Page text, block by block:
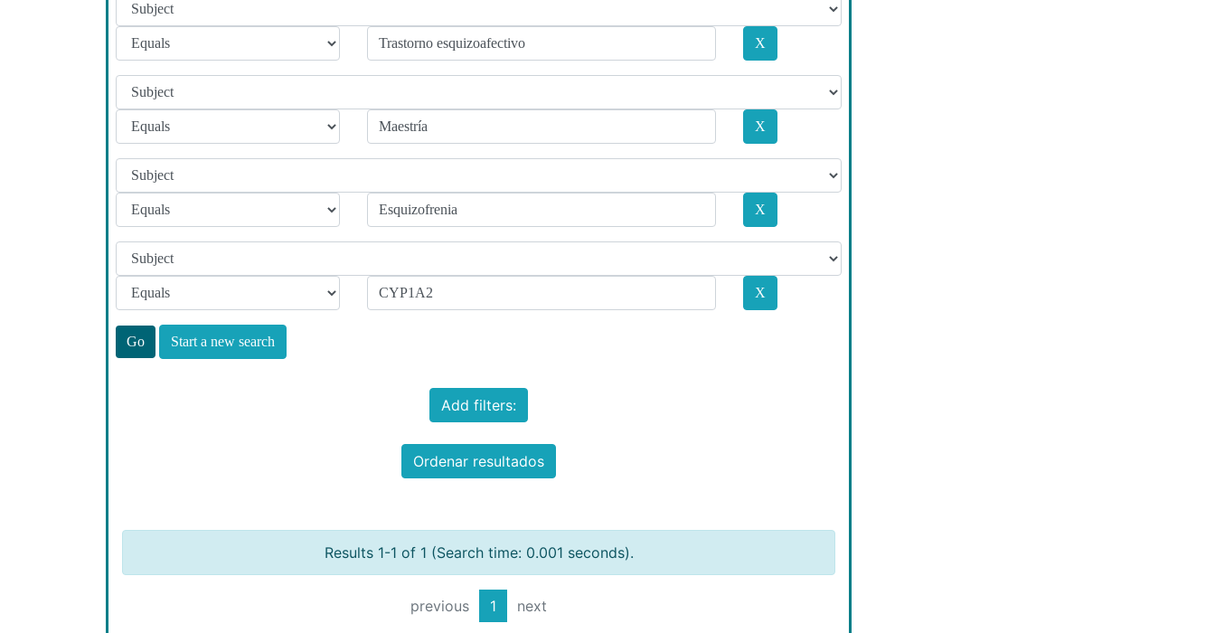
Start a new search
Add filters:
Ordenar resultados
Results 1-1 of 1 (Search time: 0.001 seconds).
previous 1 next